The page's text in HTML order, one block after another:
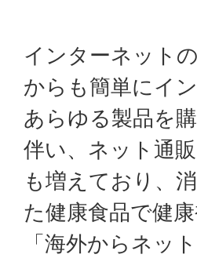
インターネット
からも簡単にイ
あらゆる製品を
伴い、ネット通
も増えており、
た健康食品で健
「海外からネッ